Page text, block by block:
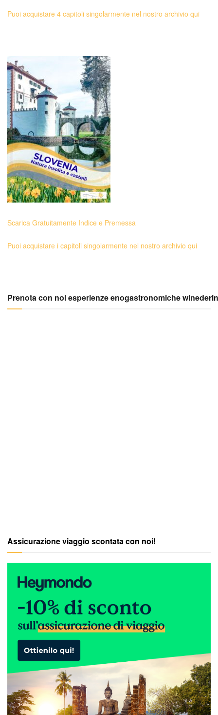
Puoi acquistare 4 capitoli singolarmente nel nostro archivio qui
Scarica Gratuitamente Indice e Premessa
Puoi acquistare i capitoli singolarmente nel nostro archivio qui
Prenota con noi esperienze enogastronomiche
Assicurazione viaggio scontata con noi!